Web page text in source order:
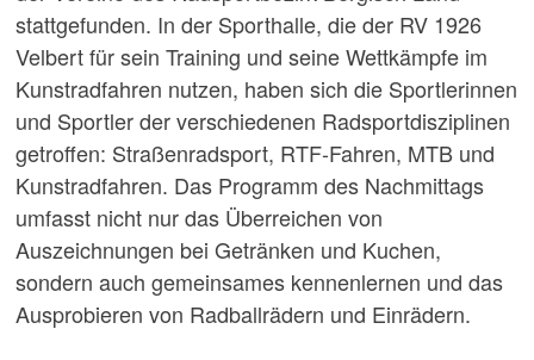
stattgefunden. In der Sporthalle, die der RV 1926
Velbert für sein Training und seine Wettkämpfe im
Kunstradfahren nutzen, haben sich die Sportlerinnen
und Sportler der verschiedenen Radsportdisziplinen
getroffen: Straßenradsport, RTF-Fahren, MTB und
Kunstradfahren. Das Programm des Nachmittags
umfasst nicht nur das Überreichen von
Auszeichnungen bei Getränken und Kuchen,
sondern auch gemeinsames kennenlernen und das
Ausprobieren von Radballrädern und Einrädern.